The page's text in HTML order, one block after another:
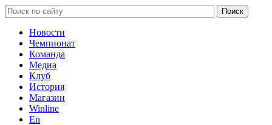
Новости
Чемпионат
Команда
Медиа
Клуб
История
Магазин
Winline
En